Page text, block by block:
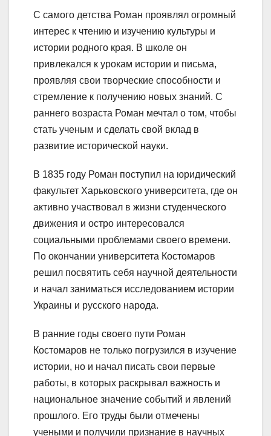
С самого детства Роман проявлял огромный
интерес к чтению и изучению культуры и
истории родного края. В школе он
привлекался к урокам истории и письма,
проявляя свои творческие способности и
стремление к получению новых знаний. С
раннего возраста Роман мечтал о том, чтобы
стать ученым и сделать свой вклад в
развитие исторической науки.
В 1835 году Роман поступил на юридический
факультет Харьковского университета, где он
активно участвовал в жизни студенческого
движения и остро интересовался
социальными проблемами своего времени.
По окончании университета Костомаров
решил посвятить себя научной деятельности
и начал заниматься исследованием истории
Украины и русского народа.
В ранние годы своего пути Роман
Костомаров не только погрузился в изучение
истории, но и начал писать свои первые
работы, в которых раскрывал важность и
национальное значение событий и явлений
прошлого. Его труды были отмечены
учеными и получили признание в научных